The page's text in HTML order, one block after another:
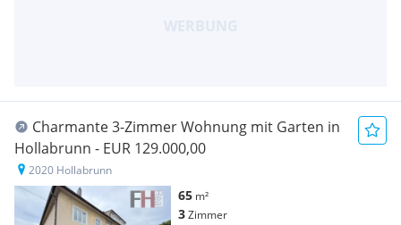
Charmante 3-Zimmer Wohnung mit Garten in
Hollabrunn - EUR 129.000,00
2020 Hollabrunn
65 m²
3Zimmer